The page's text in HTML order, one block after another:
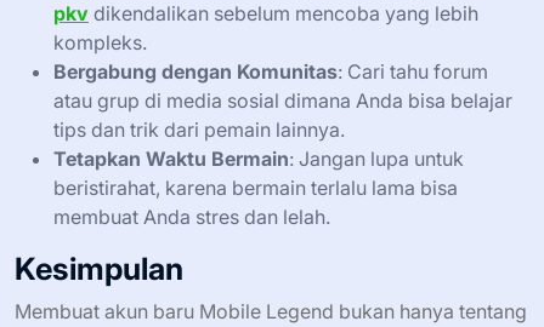
pkv dikendalikan sebelum mencoba yang lebih
kompleks.
Bergabung dengan Komunitas: Cari tahu forum
atau grup di media sosial dimana Anda bisa belajar
tips dan trik dari pemain lainnya.
Tetapkan Waktu Bermain: Jangan lupa untuk
beristirahat, karena bermain terlalu lama bisa
membuat Anda stres dan lelah.
Kesimpulan
Membuat akun baru Mobile Legend bukan hanya tentang